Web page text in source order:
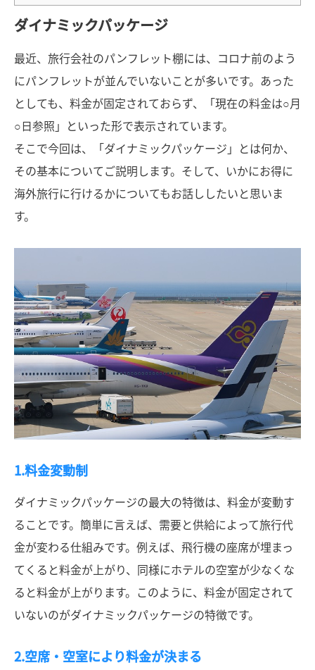
ダイナミックパッケージ
最近、旅行会社のパンフレット棚には、コロナ前のよう
にパンフレットが並んでいないことが多いです。あった
としても、料金が固定されておらず、「現在の料金は○月
○日参照」といった形で表示されています。
そこで今回は、「ダイナミックパッケージ」とは何か、
その基本についてご説明します。そして、いかにお得に
海外旅行に行けるかについてもお話ししたいと思いま
す。
1.料金変動制
ダイナミックパッケージの最大の特徴は、料金が変動す
ることです。簡単に言えば、需要と供給によって旅行代
金が変わる仕組みです。例えば、飛行機の座席が埋まっ
てくると料金が上がり、同様にホテルの空室が少なくな
ると料金が上がります。このように、料金が固定されて
いないのがダイナミックパッケージの特徴です。
2.空席・空室により料金が決まる